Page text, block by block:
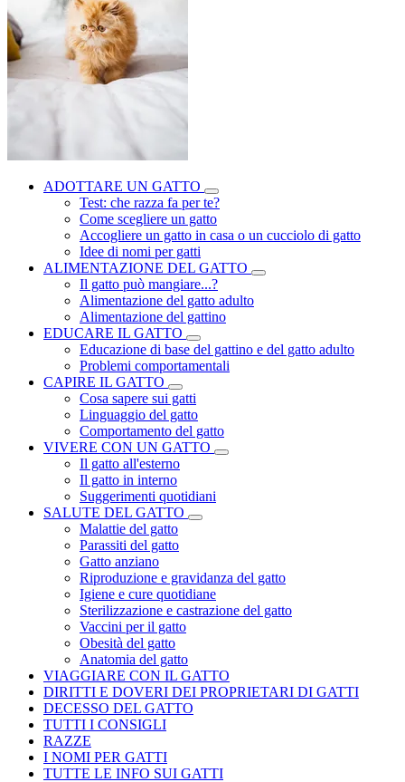
ADOTTARE UN GATTO
Test: che razza fa per te?
Come scegliere un gatto
Accogliere un gatto in casa o un cucciolo di gatto
Idee di nomi per gatti
ALIMENTAZIONE DEL GATTO
Il gatto può mangiare...?
Alimentazione del gatto adulto
Alimentazione del gattino
EDUCARE IL GATTO
Educazione di base del gattino e del gatto adulto
Problemi comportamentali
CAPIRE IL GATTO
Cosa sapere sui gatti
Linguaggio del gatto
Comportamento del gatto
VIVERE CON UN GATTO
Il gatto all'esterno
Il gatto in interno
Suggerimenti quotidiani
SALUTE DEL GATTO
Malattie del gatto
Parassiti del gatto
Gatto anziano
Riproduzione e gravidanza del gatto
Igiene e cure quotidiane
Sterilizzazione e castrazione del gatto
Vaccini per il gatto
Obesità del gatto
Anatomia del gatto
VIAGGIARE CON IL GATTO
DIRITTI E DOVERI DEI PROPRIETARI DI GATTI
DECESSO DEL GATTO
TUTTI I CONSIGLI
RAZZE
I NOMI PER GATTI
TUTTE LE INFO SUI GATTI